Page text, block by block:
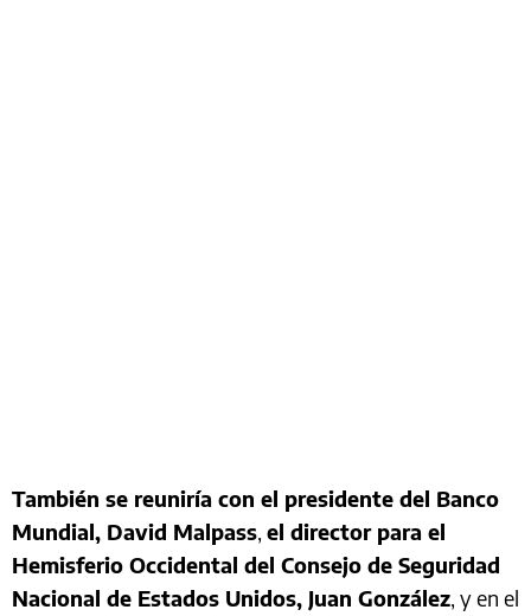
También se reuniría con el presidente del Banco
Mundial, David Malpass, el director para el
Hemisferio Occidental del Consejo de Seguridad
Nacional de Estados Unidos, Juan González, y en el